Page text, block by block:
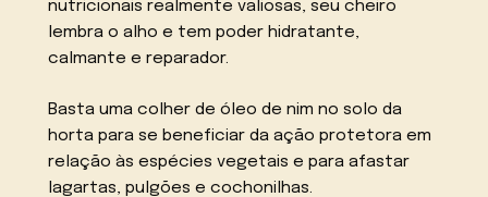
nutricionais realmente valiosas, seu cheiro
lembra o alho e tem poder hidratante,
calmante e reparador.
Basta uma colher de óleo de nim no solo da
horta para se beneficiar da ação protetora em
relação às espécies vegetais e para afastar
lagartas, pulgões e cochonilhas.